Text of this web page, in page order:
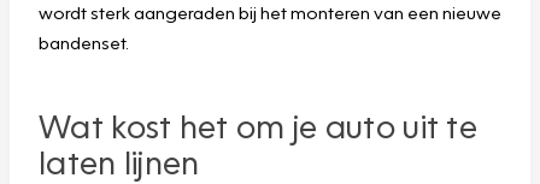
wordt sterk aangeraden bij het monteren van een nieuwe
bandenset.
Wat kost het om je auto uit te
laten lijnen